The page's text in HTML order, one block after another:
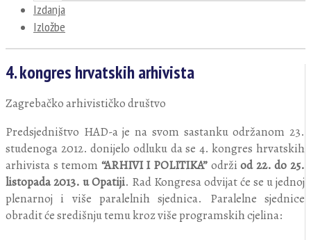
Izdanja
Izložbe
4. kongres hrvatskih arhivista
Zagrebačko arhivističko društvo
Predsjedništvo HAD-a je na svom sastanku održanom 23.
studenoga 2012. donijelo odluku da se 4. kongres hrvatskih
arhivista s temom “ARHIVI I POLITIKA” održiod 22. do 25.
listopada 2013. u Opatiji. Rad Kongresa odvijat će se u jednoj
plenarnoj i više paralelnih sjednica. Paralelne sjednice
obradit će središnju temu kroz više programskih cjelina: